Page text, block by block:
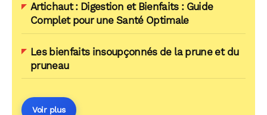
Artichaut : Digestion et Bienfaits : Guide
Complet pour une Santé Optimale
Les bienfaits insoupçonnés de la prune et du
pruneau
Voir plus